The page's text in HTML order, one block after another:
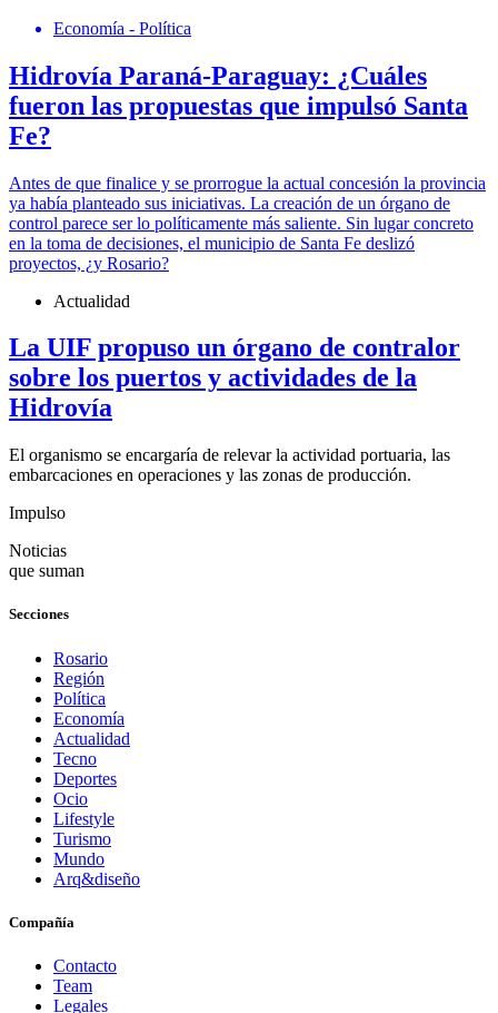
Economía - Política
Hidrovía Paraná-Paraguay: ¿Cuáles
fueron las propuestas que impulsó Santa
Fe?
Antes de que finalice y se prorrogue la actual concesión la provincia
ya había planteado sus iniciativas. La creación de un órgano de
control parece ser lo políticamente más saliente. Sin lugar concreto
en la toma de decisiones, el municipio de Santa Fe deslizó
proyectos, ¿y Rosario?
Actualidad
La UIF propuso un órgano de contralor
sobre los puertos y actividades de la
Hidrovía
El organismo se encargaría de relevar la actividad portuaria, las
embarcaciones en operaciones y las zonas de producción.
Impulso
Noticias
que suman
Secciones
Rosario
Región
Política
Economía
Actualidad
Tecno
Deportes
Ocio
Lifestyle
Turismo
Mundo
Arq&diseño
Compañía
Contacto
Team
Legales